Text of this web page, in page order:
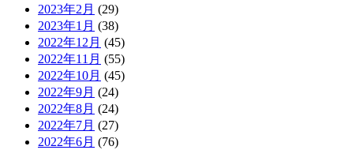
2023年2月 (29)
2023年1月 (38)
2022年12月 (45)
2022年11月 (55)
2022年10月 (45)
2022年9月 (24)
2022年8月 (24)
2022年7月 (27)
2022年6月 (76)